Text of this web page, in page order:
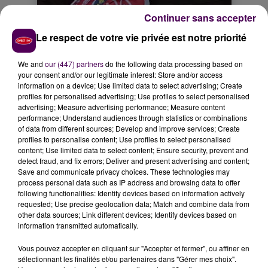
UN FUTUR CENTRE D'ENTRAÎNEMENT À
Le respect de votre vie privée est notre priorité
We and our (447) partnersdo the following data processing based on
your consent and/or our legitimate interest: Store and/or access
information on a device; Use limited data to select advertising; Create
profiles for personalised advertising; Use profiles to select personalised
advertising; Measure advertising performance; Measure content
performance; Understand audiences through statistics or combinations
of data from different sources; Develop and improve services; Create
profiles to personalise content; Use profiles to select personalised
content; Use limited data to select content; Ensure security, prevent and
detect fraud, and fix errors; Deliver and present advertising and content;
Save and communicate privacy choices. These technologies may
process personal data such as IP address and browsing data to offer
following functionalities: Identify devices based on information actively
requested; Use precise geolocation data; Match and combine data from
other data sources; Link different devices; Identify devices based on
information transmitted automatically.
Vous pouvez accepter en cliquant sur "Accepter et fermer", ou affiner en
sélectionnant les finalités et/ou partenaires dans "Gérer mes choix".
Continuer sans accepter